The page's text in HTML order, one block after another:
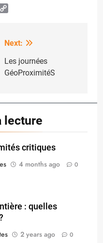
Email
Next:
Les journées
GéoProximitéS
lecture
critiques
4 months ago 0
: quelles
2 years ago 0